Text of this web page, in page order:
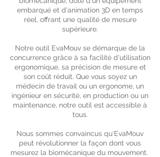
embarqué et d'animation 3D en temps
réel, offrant une qualité de mesure
supérieure.
Notre outil EvaMouv se démarque de la
concurrence grâce à sa facilité d'utilisation
ergonomique, sa précision de mesure et
son coût réduit. Que vous soyez un
médecin de travail ou un ergonome, un
ingénieur en sécurité, en production ou un
maintenance, notre outil est accessible à
tous.
Nous sommes convaincus qu'EvaMouv
peut révolutionner la façon dont vous
mesurez la biomécanique du mouvement.